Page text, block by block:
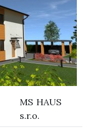
MS HAUS
s.r.o.